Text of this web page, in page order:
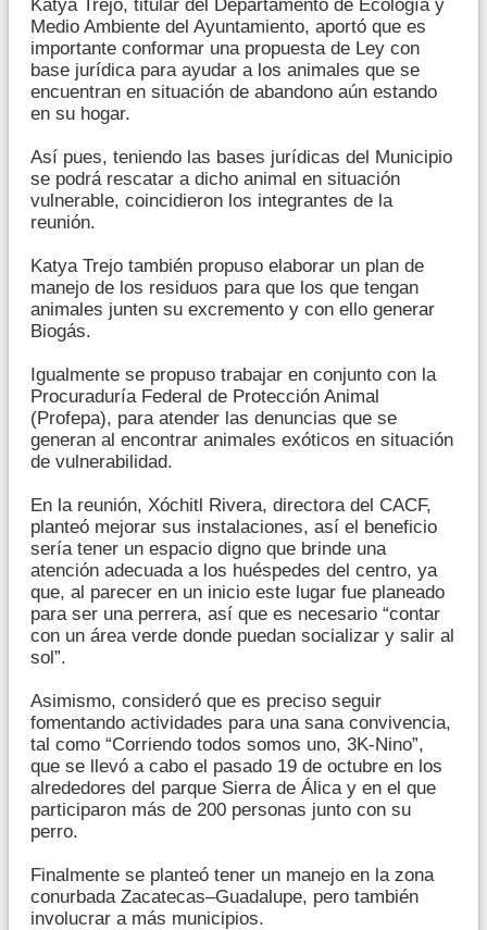
Katya Trejo, titular del Departamento de Ecología y
Medio Ambiente del Ayuntamiento, aportó que es
importante conformar una propuesta de Ley con
base jurídica para ayudar a los animales que se
encuentran en situación de abandono aún estando
en su hogar.
Así pues, teniendo las bases jurídicas del Municipio
se podrá rescatar a dicho animal en situación
vulnerable, coincidieron los integrantes de la
reunión.
Katya Trejo también propuso elaborar un plan de
manejo de los residuos para que los que tengan
animales junten su excremento y con ello generar
Biogás.
Igualmente se propuso trabajar en conjunto con la
Procuraduría Federal de Protección Animal
(Profepa), para atender las denuncias que se
generan al encontrar animales exóticos en situación
de vulnerabilidad.
En la reunión, Xóchitl Rivera, directora del CACF,
planteó mejorar sus instalaciones, así el beneficio
sería tener un espacio digno que brinde una
atención adecuada a los huéspedes del centro, ya
que, al parecer en un inicio este lugar fue planeado
para ser una perrera, así que es necesario “contar
con un área verde donde puedan socializar y salir al
sol”.
Asimismo, consideró que es preciso seguir
fomentando actividades para una sana convivencia,
tal como “Corriendo todos somos uno, 3K-Nino”,
que se llevó a cabo el pasado 19 de octubre en los
alrededores del parque Sierra de Álica y en el que
participaron más de 200 personas junto con su
perro.
Finalmente se planteó tener un manejo en la zona
conurbada Zacatecas–Guadalupe, pero también
involucrar a más municipios.